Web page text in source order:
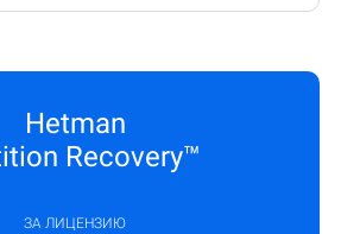
Hetman
Recovery™
ЗА ЛИЦЕНЗИЮ